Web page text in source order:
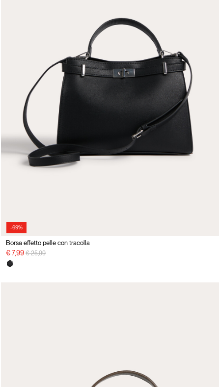
-69%
Borsa effetto pelle con tracolla
€ 7,99 Price reduced from
€ 25,99to